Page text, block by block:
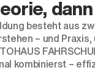
besteht aus
– und
kombinierst –